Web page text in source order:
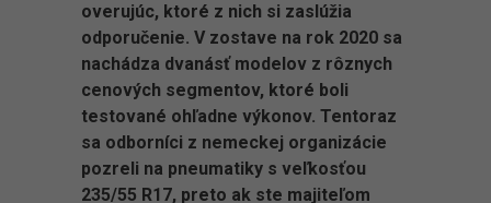
overujúc, ktoré z nich si zaslúžia
odporučenie. V zostave na rok 2020 sa
nachádza dvanásť modelov z rôznych
cenových segmentov, ktoré boli
testované ohľadne výkonov. Tentoraz
sa odborníci z nemeckej organizácie
pozreli na pneumatiky s veľkosťou
235/55 R17, preto ak ste majiteľom